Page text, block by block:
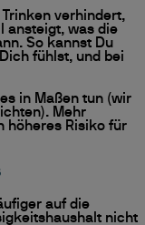
verhindert,
ansteigt, was die
So kannst Du
fühlst, und bei
in Maßen tun (wir
Mehr
höheres Risiko für
auf die
nicht